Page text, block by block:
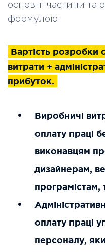
основні частини та
формулою:
Вартість розробки
витрати +
прибуток.
Виробничі
оплату праці
виконавцям
дизайнерам,
програмістам,
оплату праці
персоналу,